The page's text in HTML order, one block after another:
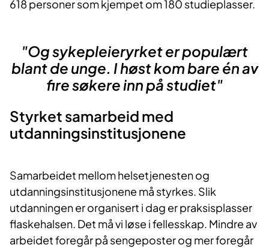
618 personer som kjempet om 180 studieplasser.
"Og sykepleieryrket er populært
blant de unge. I høst kom bare én av
fire søkere inn på studiet"
Styrket samarbeid med
utdanningsinstitusjonene
Samarbeidet mellom helsetjenesten og
utdanningsinstitusjonene må styrkes. Slik
utdanningen er organisert i dag er praksisplasser
flaskehalsen. Det må vi løse i fellesskap. Mindre av
arbeidet foregår på sengeposter og mer foregår